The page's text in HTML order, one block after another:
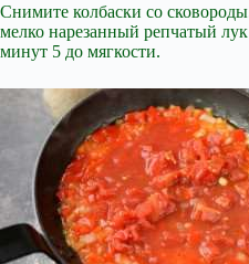
Снимите колбаски со
мелко нарезанный репчатый
минут 5 до мягкости.